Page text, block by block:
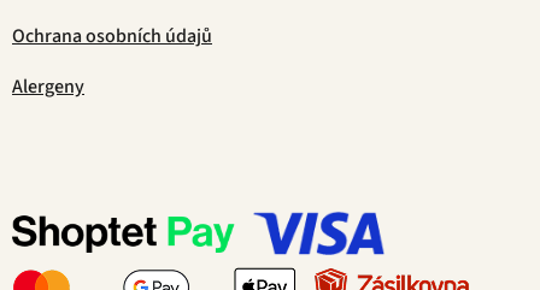
Ochrana osobních údajů
Alergeny